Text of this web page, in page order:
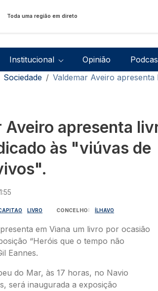
Toda uma região em direto
principal
Institucional Opinião
estrutural
Sociedade Valdemar Aveiro
Aveiro apresenta
às "viúvas de
LIVRO CONCELHO ÍLHAVO
em Viana um livro por ocasião
“Heróis que o tempo não
Eannes.
do Mar, às 17 horas, no Navio
será inaugurada a exposição